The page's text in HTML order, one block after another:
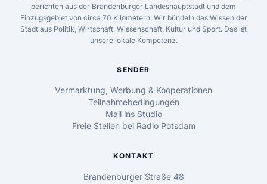
berichten aus der Brandenburger Landeshauptstadt und dem
Einzugsgebiet von circa 70 Kilometern. Wir bündeln das Wissen der
Stadt aus Politik, Wirtschaft, Wissenschaft, Kultur und Sport. Das ist
unsere lokale Kompetenz.
SENDER
Vermarktung, Werbung & Kooperationen
Teilnahmebedingungen
Mail ins Studio
Freie Stellen bei Radio Potsdam
KONTAKT
Brandenburger Straße 48